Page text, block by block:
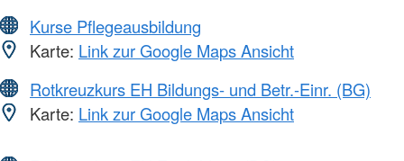
Kurse Pflegeausbildung
Karte: Link zur Google Maps Ansicht
Rotkreuzkurs EH Bildungs- und Betr.-Einr. (BG)
Karte: Link zur Google Maps Ansicht